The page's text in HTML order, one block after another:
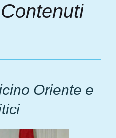
Oriente e